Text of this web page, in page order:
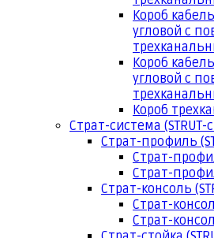
Короб
угловой с
Короб
угловой с
Короб
Страт-система (STRUT-
Страт-профиль
Страт-
Страт-
Страт-консоль
Страт-
Страт-